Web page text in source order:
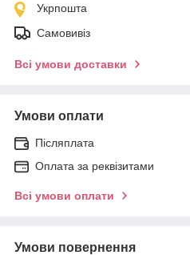
Укрпошта
Самовивіз
Всі умови доставки
Умови оплати
Післяплата
Оплата за реквізитами
Всі умови оплати
Умови повернення